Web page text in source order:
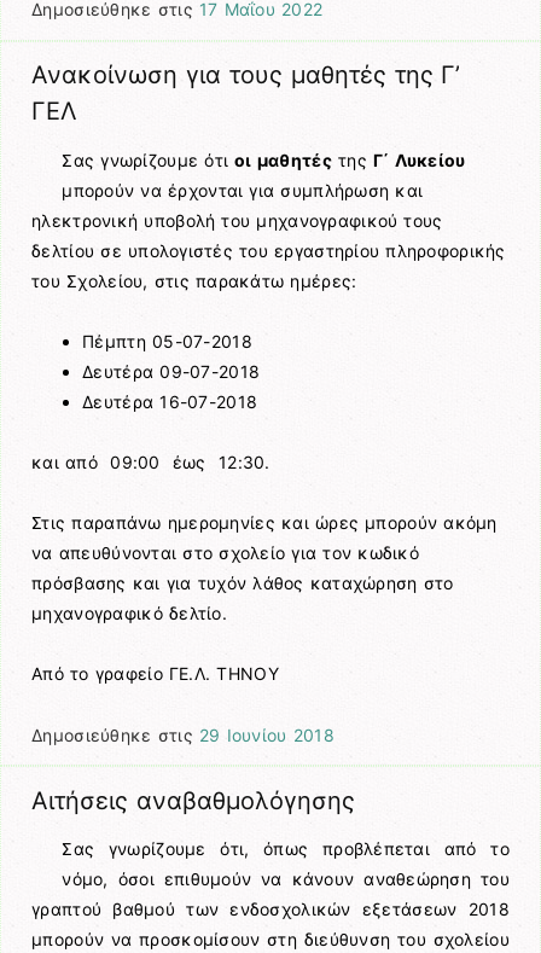
Δημοσιεύθηκε στις 17 Μαΐου 2022
Ανακοίνωση για τους μαθητές της Γ’
ΓΕΛ
Σας γνωρίζουμε ότιοι μαθητέςτης Γ΄ Λυκείου
μπορούν να έρχονται για συμπλήρωση και
ηλεκτρονική υποβολή του μηχανογραφικού τους
δελτίου σε υπολογιστές του εργαστηρίου πληροφορικής
του Σχολείου, στις παρακάτω ημέρες:
Πέμπτη 05-07-2018
Δευτέρα 09-07-2018
Δευτέρα 16-07-2018
και από 09:00 έως 12:30.
Στις παραπάνω ημερομηνίες και ώρες μπορούν ακόμη
να απευθύνονται στο σχολείο για τον κωδικό
πρόσβασης και για τυχόν λάθος καταχώρηση στο
μηχανογραφικό δελτίο.
Από το γραφείο ΓΕ.Λ. ΤΗΝΟΥ
Δημοσιεύθηκε στις 29 Ιουνίου 2018
Αιτήσεις αναβαθμολόγησης
Σας γνωρίζουμε ότι, όπως προβλέπεται από το
νόμο, όσοι επιθυμούν να κάνουν αναθεώρηση του
γραπτού βαθμού των ενδοσχολικών εξετάσεων 2018
μπορούν να προσκομίσουν στη διεύθυνση του σχολείου